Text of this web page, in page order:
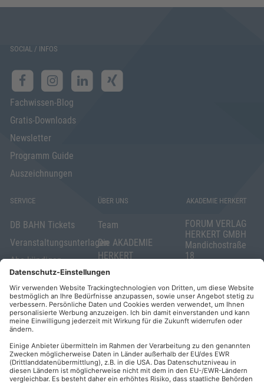
SOCIAL / INFOS
Fachwissen-Blog
Gratis-Downloads
Newsletter
Programm Guide
Auszeichnungen
SERVICE
DB BAHN Tickets
Veranstaltungsunterlagen
Abo kündigen
Widerrufsrecht
für Verbraucher
Elektronischer
Geschäftsverkehr
ÜBER UNS
Team
Die AKADEMIE
HERKERT
FORUM VERLAG
HERKERT
Kontakt
AKADEMIE HERKERT
FORUM VERLAG
HERKERT GMBH
Mandichostraße
18
Telefon: +49
(0)8233 381-123
Telefax: +49
(0)8233 381-222
E-Mail:
herkert.de
Zahlung per
Rechnung